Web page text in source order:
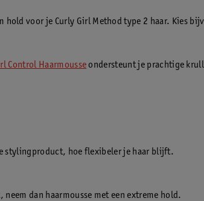
hold voor je Curly Girl Method type 2 haar. Kies
Control Haarmousse ondersteunt je prachtige
stylingproduct, hoe flexibeler je haar blijft.
dan haarmousse met een extreme hold.